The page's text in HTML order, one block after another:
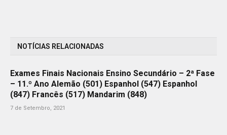
NOTÍCIAS RELACIONADAS
Exames Finais Nacionais Ensino Secundário – 2ª Fase
– 11.º Ano Alemão (501) Espanhol (547) Espanhol
(847) Francês (517) Mandarim (848)
7 de Setembro, 2021